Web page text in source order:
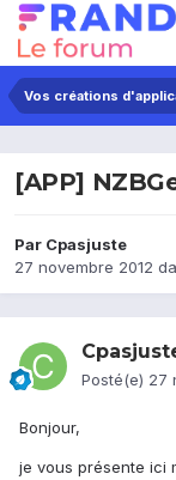
Vos créations
[APP]
Par Cpasjuste
27 novembre 2012
Posté(e) 27
Bonjour,
je vous présente ici